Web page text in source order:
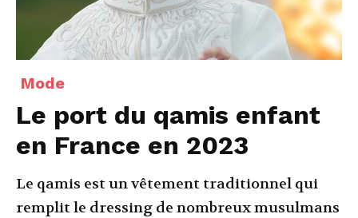
Mode
Le port du qamis enfant
en France en 2023
Le qamis est un vêtement traditionnel qui
remplit le dressing de nombreux musulmans